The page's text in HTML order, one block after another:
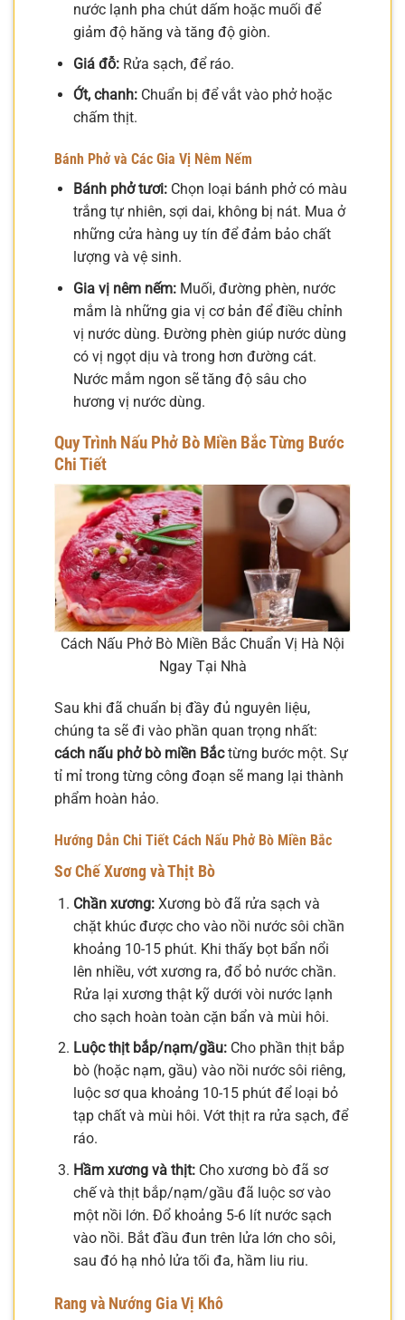
nước lạnh pha chút dấm hoặc muối để
giảm độ hăng và tăng độ giòn.
Giá đỗ:Rửa sạch, để ráo.
Ớt, chanh:Chuẩn bị để vắt vào phở hoặc
chấm thịt.
Bánh Phở và Các Gia Vị Nêm Nếm
Bánh phở tươi:Chọn loại bánh phở có màu
trắng tự nhiên, sợi dai, không bị nát. Mua ở
những cửa hàng uy tín để đảm bảo chất
lượng và vệ sinh.
Gia vị nêm nếm:Muối, đường phèn, nước
mắm là những gia vị cơ bản để điều chỉnh
vị nước dùng. Đường phèn giúp nước dùng
có vị ngọt dịu và trong hơn đường cát.
Nước mắm ngon sẽ tăng độ sâu cho
hương vị nước dùng.
Quy Trình Nấu Phở Bò Miền Bắc Từng Bước
Chi Tiết
Cách Nấu Phở Bò Miền Bắc Chuẩn Vị Hà Nội
Ngay Tại Nhà
Sau khi đã chuẩn bị đầy đủ nguyên liệu,
chúng ta sẽ đi vào phần quan trọng nhất:
cách nấu phở bò miền Bắctừng bước một. Sự
tỉ mỉ trong từng công đoạn sẽ mang lại thành
phẩm hoàn hảo.
Hướng Dẫn Chi Tiết Cách Nấu Phở Bò Miền Bắc
Sơ Chế Xương và Thịt Bò
Chần xương:Xương bò đã rửa sạch và
chặt khúc được cho vào nồi nước sôi chần
khoảng 10-15 phút. Khi thấy bọt bẩn nổi
lên nhiều, vớt xương ra, đổ bỏ nước chần.
Rửa lại xương thật kỹ dưới vòi nước lạnh
cho sạch hoàn toàn cặn bẩn và mùi hôi.
Luộc thịt bắp/nạm/gầu:Cho phần thịt bắp
bò (hoặc nạm, gầu) vào nồi nước sôi riêng,
luộc sơ qua khoảng 10-15 phút để loại bỏ
tạp chất và mùi hôi. Vớt thịt ra rửa sạch, để
ráo.
Hầm xương và thịt:Cho xương bò đã sơ
chế và thịt bắp/nạm/gầu đã luộc sơ vào
một nồi lớn. Đổ khoảng 5-6 lít nước sạch
vào nồi. Bắt đầu đun trên lửa lớn cho sôi,
sau đó hạ nhỏ lửa tối đa, hầm liu riu.
Rang và Nướng Gia Vị Khô